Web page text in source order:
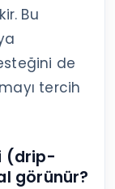
Bu
de
tercih
(drip-
görünür?